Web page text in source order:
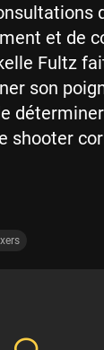
et de
Fultz
son
shooter